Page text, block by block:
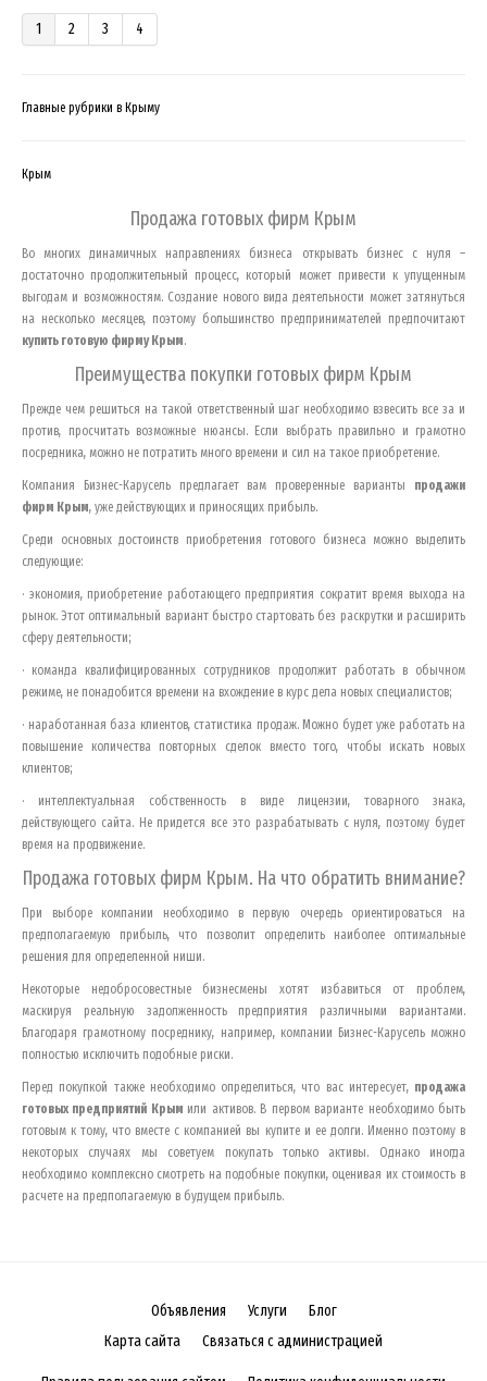
1 2 3 4
Главные рубрики в Крыму
Крым
Продажа готовых фирм Крым
Во многих динамичных направлениях бизнеса открывать бизнес с нуля –
достаточно продолжительный процесс, который может привести к упущенным
выгодам и возможностям. Создание нового вида деятельности может затянуться
на несколько месяцев, поэтому большинство предпринимателей предпочитают
купить готовую фирмуКрым.
Преимущества покупки готовых фирм Крым
Прежде чем решиться на такой ответственный шаг необходимо взвесить все за и
против, просчитать возможные нюансы. Если выбрать правильно и грамотно
посредника, можно не потратить много времени и сил на такое приобретение.
Компания Бизнес-Карусель предлагает вам проверенные варианты продажи
фирм Крым, уже действующих и приносящих прибыль.
Среди основных достоинств приобретения готового бизнеса можно выделить
следующие:
· экономия, приобретение работающего предприятия сократит время выхода на
рынок. Этот оптимальный вариант быстро стартовать без раскрутки и расширить
сферу деятельности;
· команда квалифицированных сотрудников продолжит работать в обычном
режиме, не понадобится времени на вхождение в курс дела новых специалистов;
· наработанная база клиентов, статистика продаж. Можно будет уже работать на
повышение количества повторных сделок вместо того, чтобы искать новых
клиентов;
· интеллектуальная собственность в виде лицензии, товарного знака,
действующего сайта. Не придется все это разрабатывать с нуля, поэтому будет
время на продвижение.
Продажа готовых фирм Крым. На что обратить внимание?
При выборе компании необходимо в первую очередь ориентироваться на
предполагаемую прибыль, что позволит определить наиболее оптимальные
решения для определенной ниши.
Некоторые недобросовестные бизнесмены хотят избавиться от проблем,
маскируя реальную задолженность предприятия различными вариантами.
Благодаря грамотному посреднику, например, компании Бизнес-Карусель можно
полностью исключить подобные риски.
Перед покупкой также необходимо определиться, что вас интересует, продажа
готовых предприятий Крым или активов. В первом варианте необходимо быть
готовым к тому, что вместе с компанией вы купите и ее долги. Именно поэтому в
некоторых случаях мы советуем покупать только активы. Однако иногда
необходимо комплексно смотреть на подобные покупки, оценивая их стоимость в
расчете на предполагаемую в будущем прибыль.
Объявления Услуги
Блог
Карта сайта
Связаться с администрацией